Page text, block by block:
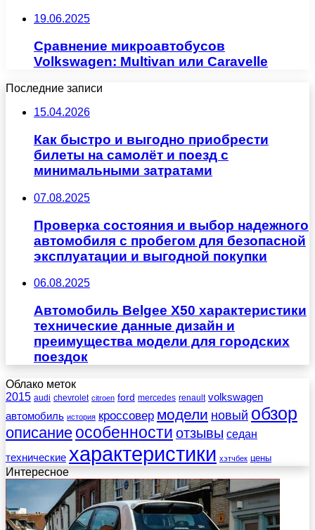
19.06.2025
Сравнение микроавтобусов
Volkswagen: Multivan или Caravelle
Последние записи
15.04.2026
Как быстро и выгодно приобрести
билеты на самолёт и поезд с
минимальными затратами
07.08.2025
Проверка состояния и выбор надежного
автомобиля с пробегом для безопасной
эксплуатации и выгодной покупки
06.08.2025
Автомобиль Belgee X50 характеристики
технические данные дизайн и
преимущества модели для городских
поездок
Облако меток
2015 audi chevrolet citroen ford mercedes renault volkswagen
автомобиль история кроссовер модели новый обзор
описание особенности отзывы седан
технические характеристики хэтчбек цены
Интересное